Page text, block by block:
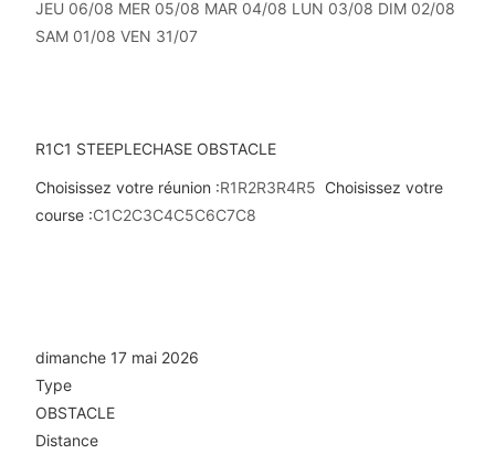
JEU 06/08 MER 05/08 MAR 04/08 LUN 03/08 DIM 02/08
SAM 01/08VEN 31/07
R1C1 STEEPLECHASE OBSTACLE
Choisissez votre réunion :R1R2R3R4R5 Choisissez votre
course :C1C2C3C4C5C6C7C8
dimanche 17 mai 2026
Type
OBSTACLE
Distance